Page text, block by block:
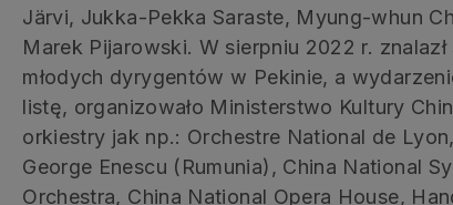
Järvi, Jukka-Pekka Saraste, Myung-whun
Marek Pijarowski. W sierpniu 2022 r.
młodych dyrygentów w Pekinie, a
listę, organizowało Ministerstwo Kultury
orkiestry jak np.: Orchestre National de
George Enescu (Rumunia), China National
Orchestra, China National Opera House,